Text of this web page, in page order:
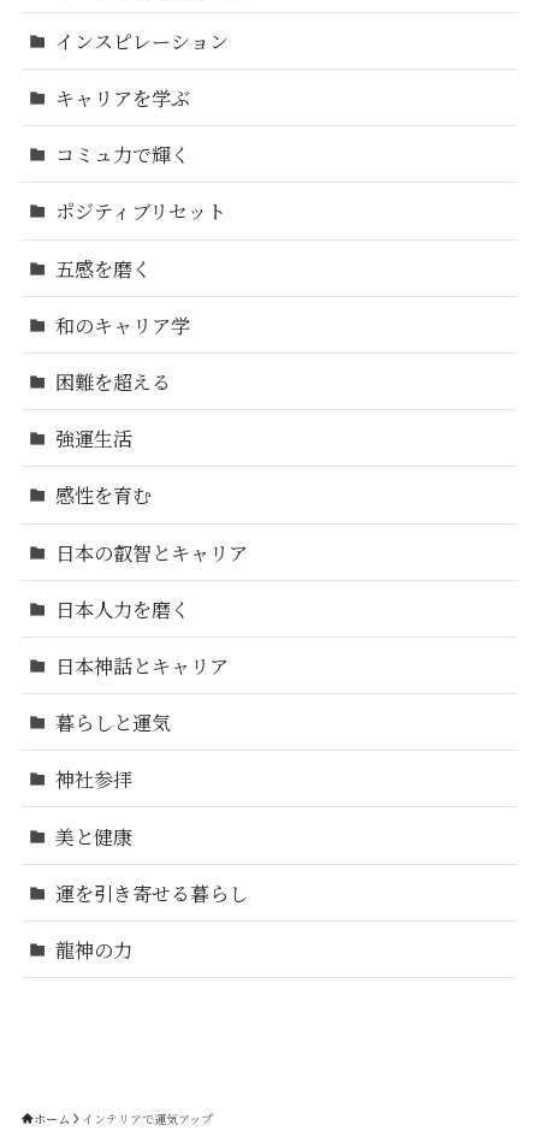
インスピレーション
キャリアを学ぶ
コミュ力で輝く
ポジティブリセット
五感を磨く
和のキャリア学
困難を超える
強運生活
感性を育む
日本の叡智とキャリア
日本人力を磨く
日本神話とキャリア
暮らしと運気
神社参拝
美と健康
運を引き寄せる暮らし
龍神の力
ホーム インテリアで運気アップ